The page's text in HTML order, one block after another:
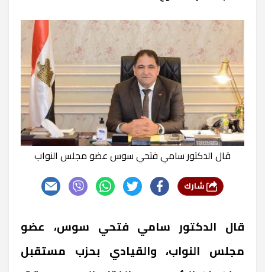
قال الدكتور سامي فتحي سوس عضو مجلس النواب
قال الدكتور سامي فتحي سوس، عضو
مجلس النواب، والقيادي بحزب مستقبل